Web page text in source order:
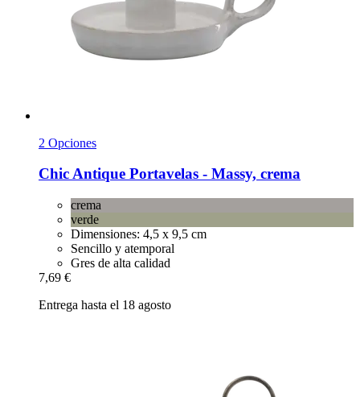
2 Opciones
Chic Antique Portavelas -​ Massy, crema
crema
verde
Dimensiones: 4,5 x 9,5 cm
Sencillo y atemporal
Gres de alta calidad
7,69 €
Entrega hasta el 18 agosto